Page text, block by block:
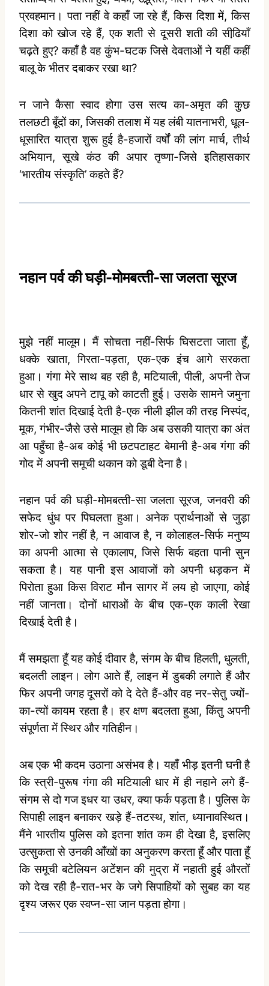
प्रवहमान। पता नहीं वे कहाँ जा रहे हैं, किस दिशा में, किस
दिशा को खोज रहे हैं, एक शती से दूसरी शती की सीढि़याँ
चढ़ते हुए? कहाँ है वह कुंभ-घटक जिसे देवताओं ने यहीं कहीं
बालू के भीतर दबाकर रखा था?
न जाने कैसा स्‍वाद होगा उस सत्‍य का-अमृत की कुछ
तलछटी बूँदों का, जिसकी तलाश में यह लंबी यातनाभरी, धूल-
धूसारित यात्रा शुरू हुई है-हजारों वर्षों की लांग मार्च, तीर्थ
अभियान, सूखे कंठ की अपार तृष्‍णा-जिसे इतिहासकार
‘भारतीय संस्‍कृति’ कहते हैं?
नहान पर्व की घड़ी-मोमबत्‍ती-सा जलता सूरज
मुझे नहीं मालूम। मैं सोचता नहीं-सिर्फ घिसटता जाता हूँ,
धक्‍के खाता, गिरता-पड़ता, एक-एक इंच आगे सरकता
हुआ। गंगा मेरे साथ बह रही है, मटियाली, पीली, अपनी तेज
धार से खुद अपने टापू को काटती हुई। उसके सामने जमुना
कितनी शांत दिखाई देती है-एक नीली झील की तरह निस्‍पंद,
मूक, गंभीर-जैसे उसे मालूम हो कि अब उसकी यात्रा का अंत
आ पहुँचा है-अब कोई भी छटपटाहट बेमानी है-अब गंगा की
गोद में अपनी समूची थकान को डूबी देना है।
नहान पर्व की घड़ी-मोमबत्‍ती-सा जलता सूरज, जनवरी की
सफेद धुंध पर पिघलता हुआ। अनेक प्रार्थनाओं से जुड़ा
शोर-जो शोर नहीं है, न आवाज है, न कोलाहल-सिर्फ मनुष्‍य
का अपनी आत्‍मा से एकालाप, जिसे सिर्फ बहता पानी सुन
सकता है। यह पानी इस आवाजों को अपनी धड़कन में
पिरोता हुआ किस विराट मौन सागर में लय हो जाएगा, कोई
नहीं जानता। दोनों धाराओं के बीच एक-एक काली रेखा
दिखाई देती है।
मैं समझता हूँ यह कोई दीवार है, संगम के बीच हिलती, धुलती,
बदलती लाइन। लोग आते हैं, लाइन में डुबकी लगाते हैं और
फिर अपनी जगह दूसरों को दे देते हैं-और वह नर-सेतु ज्‍यों-
का-त्‍यों कायम रहता है। हर क्षण बदलता हुआ, किंतु अपनी
संपूर्णता में स्थिर और गतिहीन।
अब एक भी कदम उठाना असंभव है। यहाँ भीड़ इतनी घनी है
कि स्‍त्री-पुरूष गंगा की मटियाली धार में ही नहाने लगे हैं-
संगम से दो गज इधर या उधर, क्‍या फर्क पड़ता है। पुलिस के
सिपाही लाइन बनाकर खड़े हैं-तटस्‍थ, शांत, ध्‍यानावस्थित।
मैंने भारतीय पुलिस को इतना शांत कम ही देखा है, इसलिए
उत्‍सुकता से उनकी आँखों का अनुकरण करता हूँ और पाता हूँ
कि समूची बटेलियन अटेंशन की मुद्रा में नहाती हुई औरतों
को देख रही है-रात-भर के जगे सिपाहियों को सुबह का यह
दृश्‍य जरूर एक स्‍वप्‍न-सा जान पड़ता होगा।